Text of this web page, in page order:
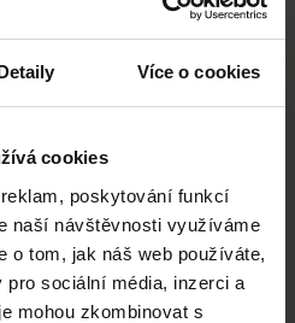
Více o cookies
cookies
poskytování funkcí
naší návštěvnosti využíváme
o tom, jak náš web používáte,
sociální média, inzerci a
mohou zkombinovat s
výsledek
Kč